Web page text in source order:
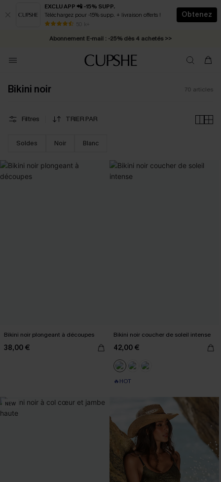
EXCLU APP 📲 -15% SUPP.
Téléchargez pour -15% supp. + livraison offerts !
50 k+
Obtenez
* Livraison éclair 2-3 jours ouvrés >>
Abonnement E-mail : -25% dès 4 achetés >>
Bikini noir 70 articles
Filtres TRIER PAR
Soldes Noir Blanc
Bikini noir plongeant à découpes
38,00 €
Bikini noir coucher de soleil intense
42,00 €
🔥HOT
NEW